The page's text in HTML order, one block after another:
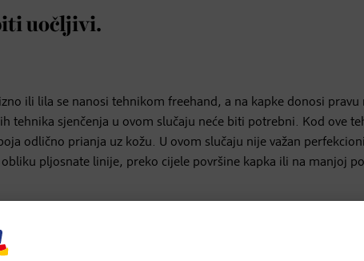
uočljivi.
ili lila se nanosi tehnikom freehand, a na kapke donosi pravu
sjenčenja u ovom slučaju neće biti potrebni. Kod ove
odlično prianja uz kožu. U ovom slučaju nije važan
pljosnate linije, preko cijele površine kapka ili na manjoj
i da bi bolje prianjao uz kožu. Srednjim prstom blago